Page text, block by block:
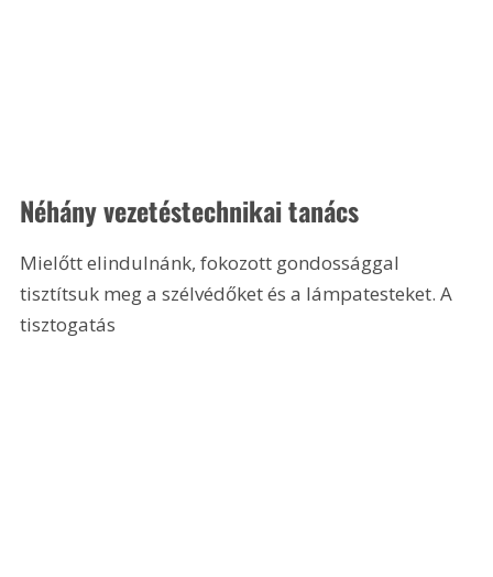
Néhány vezetéstechnikai tanács
Mielőtt elindulnánk, fokozott gondossággal
tisztítsuk meg a szélvédőket és a lámpatesteket. A
tisztogatás